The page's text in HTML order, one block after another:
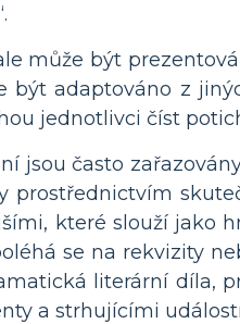
může být
adaptováno z
jednotlivci číst
jsou často
které slouží jako
se na rekvizity
literární díla,
a strhujícími